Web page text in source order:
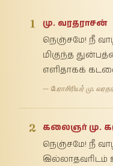
1
மு. வரதராசன்
நெஞ்சமே! நீ
மிகுந்த
எளிதாகக்
— பேராசிரியர் மு.
2
கலைஞர் மு.
நெஞ்சமே! நீ
இல்லாதவரிடம்